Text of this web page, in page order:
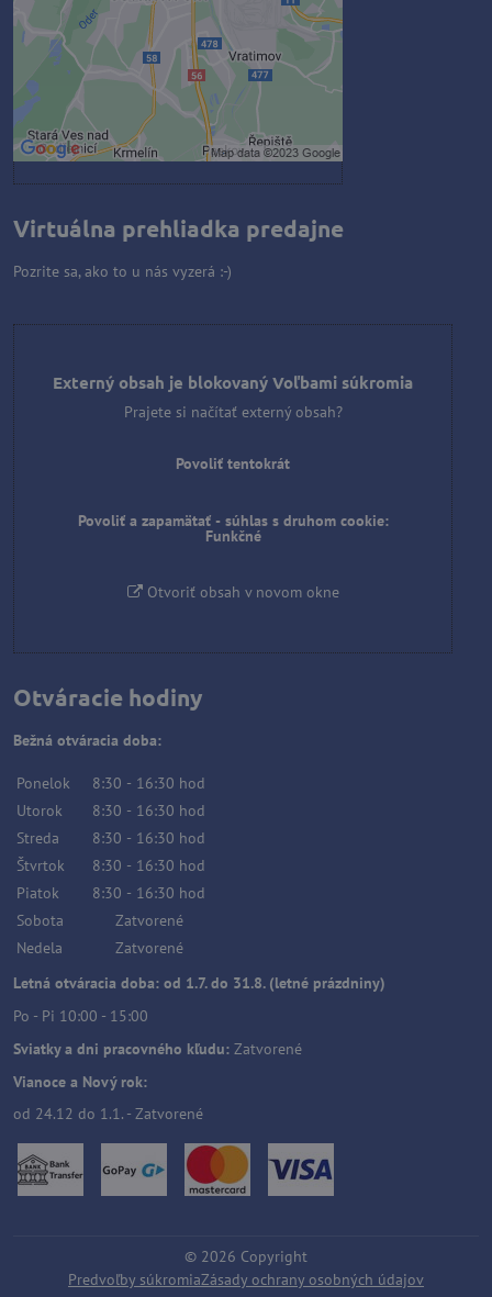
Povoliť tentokrát
Povoliť a zapamätať - súhlas s
druhom cookie: Funkčné
Otvoriť obsah v novom okne
Virtuálna prehliadka predajne
Pozrite sa, ako to u nás vyzerá :-)
Externý obsah je blokovaný Voľbami súkromia
Prajete si načítať externý obsah?
Povoliť tentokrát
Povoliť a zapamätať - súhlas s druhom cookie:
Funkčné
Otvoriť obsah v novom okne
Otváracie hodiny
Bežná otváracia doba:
Ponelok 8:30 - 16:30 hod
Utorok
8:30 - 16:30 hod
Streda
8:30 - 16:30 hod
Štvrtok
8:30 - 16:30 hod
Piatok
8:30 - 16:30 hod
Sobota
Zatvorené
Nedela
Zatvorené
Letná otváracia doba: od 1.7. do 31.8. (letné prázdniny)
Po - Pi 10:00 - 15:00
Sviatky a dni pracovného kľudu: Zatvorené
Vianoce a Nový rok:
od 24.12 do 1.1. - Zatvorené
© 2026 Copyright
Predvoľby súkromiaZásady ochrany osobných údajov